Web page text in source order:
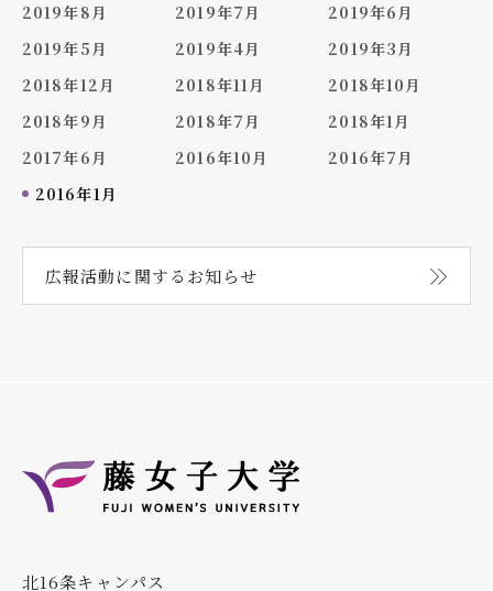
2019年8月
2019年7月
2019年6月
2019年5月
2019年4月
2019年3月
2018年12月
2018年11月
2018年10月
2018年9月
2018年7月
2018年1月
2017年6月
2016年10月
2016年7月
2016年1月
広報活動に関する お知らせ
北16条キャンパス